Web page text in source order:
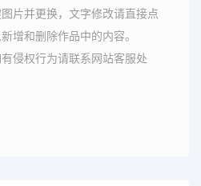
片并更换，文字修改请直接点
增和删除作品中的内容。
侵权行为请联系网站客服处